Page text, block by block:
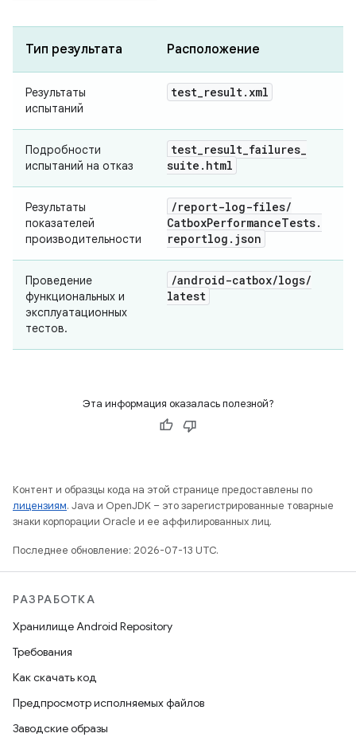
Тип результата Расположение
Результаты
испытаний
test result . xml
Подробности
испытаний на отказ
test result failures
suite . html
Результаты
показателей
производительности
/report-log-files/
CatboxPerformanceTests.
reportlog . json
Проведение
функциональных и
эксплуатационных
тестов.
/android-catbox/logs/
latest
Эта информация оказалась полезной?
Контент и образцы кода на этой странице предоставлены по
лицензиям. Java и OpenJDK – это зарегистрированные товарные
знаки корпорации Oracle и ее аффилированных лиц.
Последнее обновление: 2026-07-13 UTC.
РАЗРАБОТКА
Хранилище Android Repository
Требования
Как скачать код
Предпросмотр исполняемых файлов
Заводские образы